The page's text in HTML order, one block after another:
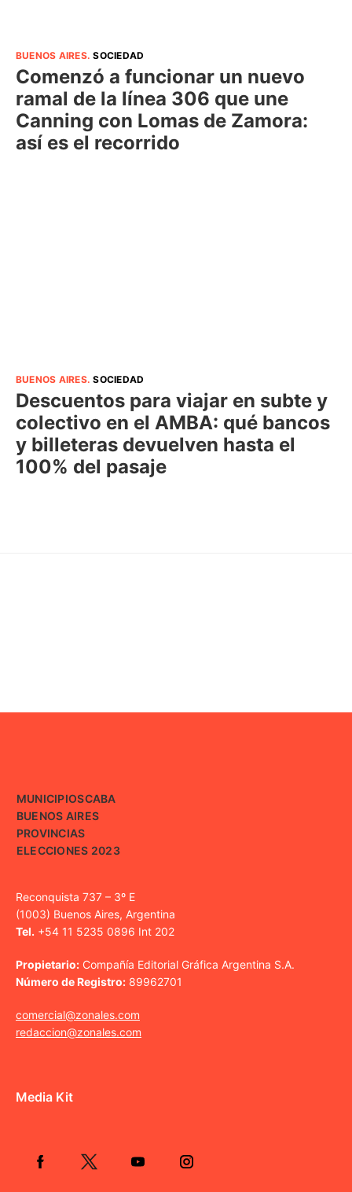
BUENOS AIRES.SOCIEDAD
Comenzó a funcionar un nuevo
ramal de la línea 306 que une
Canning con Lomas de Zamora:
así es el recorrido
BUENOS AIRES.SOCIEDAD
Descuentos para viajar en subte y
colectivo en el AMBA: qué bancos
y billeteras devuelven hasta el
100% del pasaje
MUNICIPIOSCABA
BUENOS AIRES
PROVINCIAS
ELECCIONES 2023
Reconquista 737 – 3º E
(1003) Buenos Aires, Argentina
Tel. +54 11 5235 0896 Int 202
Propietario: Compañía Editorial Gráfica Argentina S.A.
Número de Registro: 89962701
comercial@zonales.com
redaccion@zonales.com
Media Kit